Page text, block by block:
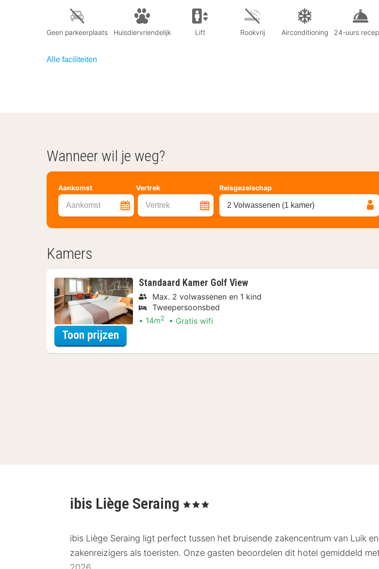
Geen parkeerplaats Huisdiervriendelijk Lift Rookvrij Airconditioning 24-uurs
Alle faciliteiten
Wanneer wil je weg?
Aankomst Vertrek
Aankomst Vertrek
Reisgezelschap
2 Volwassenen (1 kamer)
Kamers
Standaard Kamer Golf View
Max. 2 volwassenen en 1 kind
Tweepersoonsbed
14m2 Gratis wifi
Toon prijzen
ibis Liège Seraing , 3 Sterren
ibis Liège Seraing ligt perfect tussen het bruisende zakencentrum van Luik
zakenreizigers als toeristen. Onze gasten beoordelen dit hotel gemiddeld